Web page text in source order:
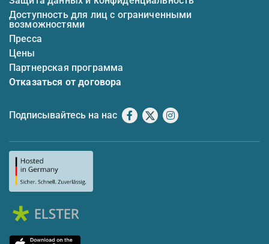
Доступность для лиц с ограниченными
возможностями
Пресса
Цены
Партнерская программа
Отказаться от договора
Подписывайтесь на нас Facebook
X Instagram